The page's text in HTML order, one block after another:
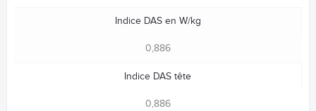
Indice DAS en W/kg
0,886
Indice DAS tête
0,886